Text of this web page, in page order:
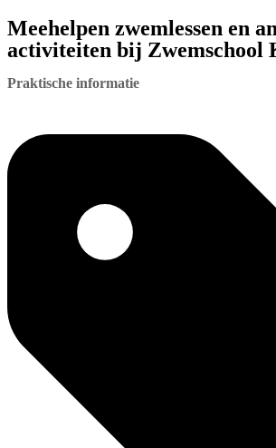
Meehelpen zwemlessen en
activiteiten bij Zwemschool
Praktische informatie